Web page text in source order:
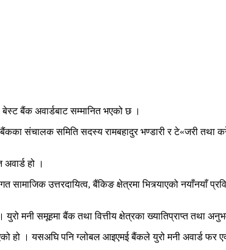
बैंक अवार्डबाट सम्मानित भएको छ ।
संचालक समिति सदस्य रामबहादुर भण्डारी र टे«जरी तथा
हो ।
उत्तरदायित्व, बैंकिङ क्षेत्रमा भित्र्याएको नयाँनयाँ
मनी समूहमा बैंक तथा वित्तीय क्षेत्रका ख्यातिप्राप्त तथा
हो । यसअघि पनि ग्लोबल आइएमई बैंकले युरो मनी अवार्ड फर